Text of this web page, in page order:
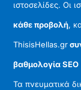
ιστοσελίδες. Οι
κάθε προβολή,
ThisisHellas.gr
βαθμολογία SEO
Τα πνευματικά